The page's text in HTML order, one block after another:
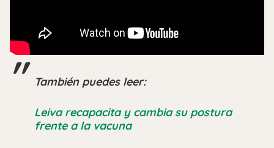
También puedes leer:
Leiva recapacita y cambia su postura
frente a la vacuna